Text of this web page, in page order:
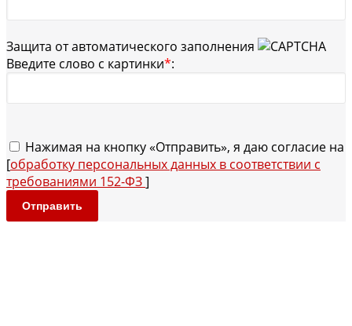
Защита от автоматического заполнения
Введите слово с картинки*:
Нажимая на кнопку «Отправить», я даю согласие на
[обработку персональных данных в соответствии с
требованиями 152-ФЗ]
Отправить